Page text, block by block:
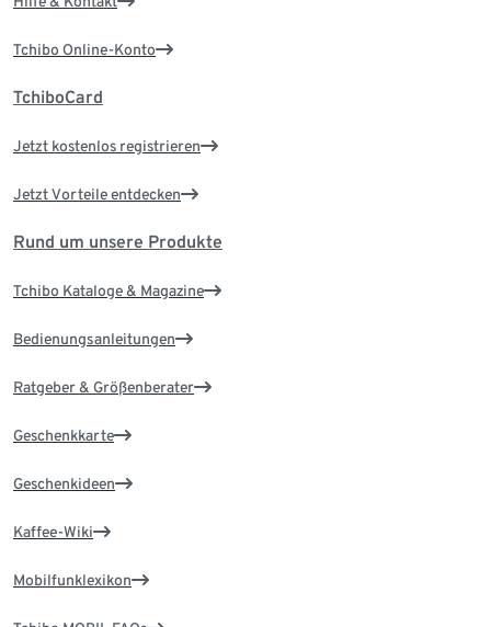
Tchibo Online-Konto
TchiboCard
Jetzt kostenlos registrieren
Jetzt Vorteile entdecken
Rund um unsere Produkte
Tchibo Kataloge & Magazine
Bedienungsanleitungen
Ratgeber & Größenberater
Geschenkkarte
Geschenkideen
Kaffee-Wiki
Mobilfunklexikon